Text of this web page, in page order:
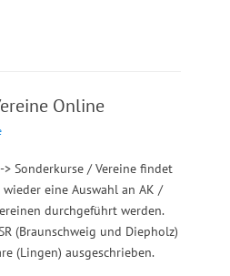
Online
Sonderkurse / Vereine findet
eine Auswahl an AK /
durchgeführt werden.
(Braunschweig und Diepholz)
(Lingen) ausgeschrieben.